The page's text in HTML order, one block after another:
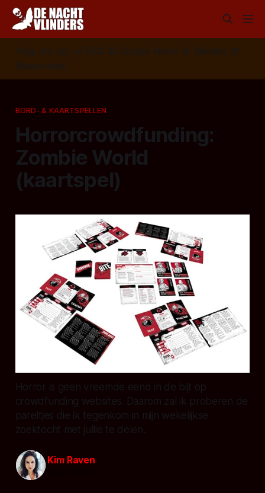
Volg ons op: 📣 RSS 📰 Google News 🦋 Bluesky
✉️
Nieuwsbrief
BORD- & KAARTSPELLEN
Horrorcrowdfunding:
Zombie World
(kaartspel)
Horror is geen vreemde eend in de bijt op
crowdfunding websites. Daarom zal ik proberen de
pareltjes die ik tegenkom in mijn wekelijkse
zoektocht met jullie te delen.
Kim Raven